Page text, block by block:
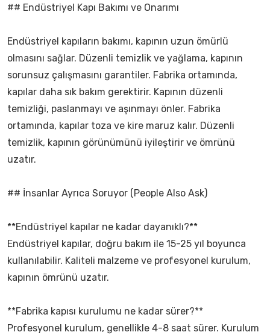
## Endüstriyel Kapı Bakımı ve Onarımı
Endüstriyel kapıların bakımı, kapının uzun ömürlü
olmasını sağlar. Düzenli temizlik ve yağlama, kapının
sorunsuz çalışmasını garantiler. Fabrika ortamında,
kapılar daha sık bakım gerektirir. Kapının düzenli
temizliği, paslanmayı ve aşınmayı önler. Fabrika
ortamında, kapılar toza ve kire maruz kalır. Düzenli
temizlik, kapının görünümünü iyileştirir ve ömrünü
uzatır.
## İnsanlar Ayrıca Soruyor (People Also Ask)
**Endüstriyel kapılar ne kadar dayanıklı?**
Endüstriyel kapılar, doğru bakım ile 15-25 yıl boyunca
kullanılabilir. Kaliteli malzeme ve profesyonel kurulum,
kapının ömrünü uzatır.
**Fabrika kapısı kurulumu ne kadar sürer?**
Profesyonel kurulum, genellikle 4-8 saat sürer. Kurulum